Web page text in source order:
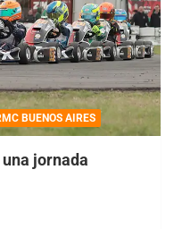
BUENOS AIRES
una jornada